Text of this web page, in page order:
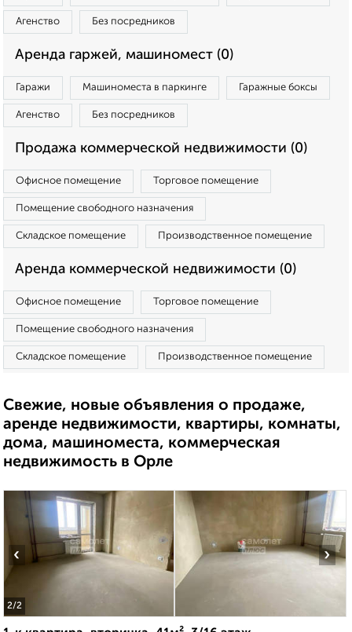
Агенство Без посредников
Аренда гаржей, машиномест (0)
Гаражи Машиноместа в паркинге Гаражные боксы
Агенство Без посредников
Продажа коммерческой недвижимости (0)
Офисное помещение Торговое помещение
Помещение свободного назначения
Складское помещение Производственное помещение
Аренда коммерческой недвижимости (0)
Офисное помещение Торговое помещение
Помещение свободного назначения
Складское помещение Производственное помещение
Свежие, новые объявления о продаже,
аренде недвижимости, квартиры, комнаты,
дома, машиноместа, коммерческая
недвижимость в Орле
2/2
‹ ›